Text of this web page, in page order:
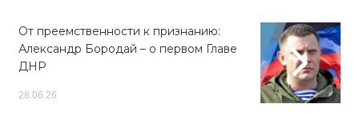
От преемственности к признанию:
Александр Бородай – о первом Главе
ДНР
28.06.26